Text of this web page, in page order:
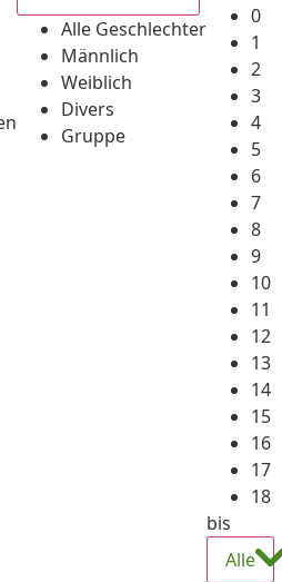
Alle Geschlechter
Männlich
Weiblich
Divers
Gruppe
0
1
2
3
4
5
6
7
8
9
10
11
12
13
14
15
16
17
18
bis
Alle